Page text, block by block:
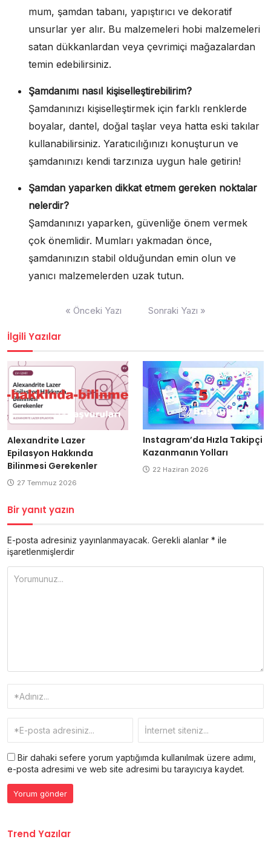
mum, şamdan tabanı, yapıştırıcı ve dekoratif
unsurlar yer alır. Bu malzemeleri hobi malzemeleri
satan dükkanlardan veya çevrimiçi mağazalardan
temin edebilirsiniz.
Şamdanımı nasıl kişiselleştirebilirim?
Şamdanınızı kişiselleştirmek için farklı renklerde
boyalar, dantel, doğal taşlar veya hatta eski takılar
kullanabilirsiniz. Yaratıcılığınızı konuşturun ve
şamdanınızı kendi tarzınıza uygun hale getirin!
Şamdan yaparken dikkat etmem gereken noktalar
nelerdir?
Şamdanınızı yaparken, güvenliğe önem vermek
çok önemlidir. Mumları yakmadan önce,
şamdanınızın stabil olduğundan emin olun ve
yanıcı malzemelerden uzak tutun.
« Önceki Yazı Sonraki Yazı »
İlgili Yazılar
Alexandrite Lazer
Epilasyon Hakkında
Bilinmesi Gerekenler
27 Temmuz 2026
Instagram’da Hızla Takipçi
Kazanmanın Yolları
22 Haziran 2026
Bir yanıt yazın
E-posta adresiniz yayınlanmayacak. Gerekli alanlar * ile
işaretlenmişlerdir
Bir dahaki sefere yorum yaptığımda kullanılmak üzere adımı,
e-posta adresimi ve web site adresimi bu tarayıcıya kaydet.
Trend Yazılar